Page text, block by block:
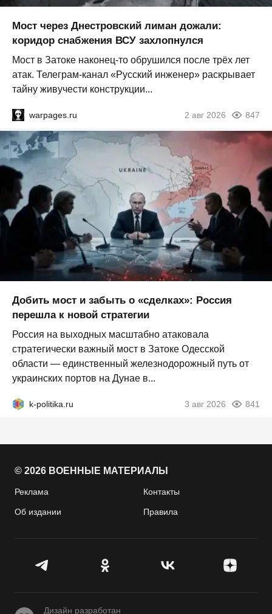
Мост через Днестровский лиман дожали:
коридор снабжения ВСУ захлопнулся
Мост в Затоке наконец-то обрушился после трёх лет
атак. Телеграм-канал «Русский инженер» раскрывает
тайну живучести конструкции...
warpages.ru 2 авг 2026 847
Добить мост и забыть о «сделках»: Россия
перешла к новой стратегии
Россия на выходных масштабно атаковала
стратегически важный мост в Затоке Одесской
области — единственный железнодорожный путь от
украинских портов на Дунае в...
k-politika.ru 3 авг 2026 841
© 2026 ВОЕННЫЕ МАТЕРИАЛЫ
Реклама Контакты
Об издании Правила